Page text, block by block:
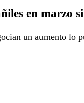
en marzo
un aumento lo